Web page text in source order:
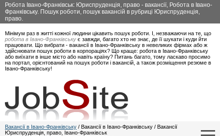
Робота Івано-Франківськ: Юриспруденція, право - вакансії, Робота в Івано-
Франківську. Пошук роботи, пошук вакансій в рубриці Юриспруденція,
право.
Мінімум раз в житті кожної людини цікавить пошук роботи. І, незважаючи на те, що
робота в Івано-Франківську є завжди, багато хто не знає, де її шукати і куди йти
працювати. Що вибрати - вакансії в Івано-Франківську в невеликих фірмах або ж
здійснювати пошук роботи в корпораціях? Що краще: робота в Івано-Франківську
або виїхати в інше місто або навіть країну? Питань багато, тому ласкаво просимо
на портал, орієнтований на пошук роботи і вакансій, а також розміщення резюме в
Івано-Франківську!
Вакансії в Івано-Франківську / Вакансії в Івано-Франківську / Вакансії
Юриспруденція, право, Івано-Франківськ